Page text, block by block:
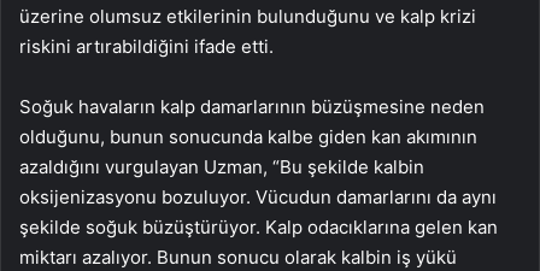
üzerine olumsuz etkilerinin bulunduğunu ve kalp krizi
riskini artırabildiğini ifade etti.
Soğuk havaların kalp damarlarının büzüşmesine neden
olduğunu, bunun sonucunda kalbe giden kan akımının
azaldığını vurgulayan Uzman, “Bu şekilde kalbin
oksijenizasyonu bozuluyor. Vücudun damarlarını da aynı
şekilde soğuk büzüştürüyor. Kalp odacıklarına gelen kan
miktarı azalıyor. Bunun sonucu olarak kalbin iş yükü